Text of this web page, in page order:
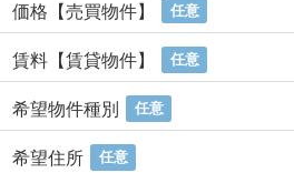
価格【売買物件】 任意
賃料【賃貸物件】 任意
希望物件種別 任意
希望住所 任意